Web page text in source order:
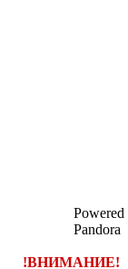
Pandora
!ВНИМАНИЕ!